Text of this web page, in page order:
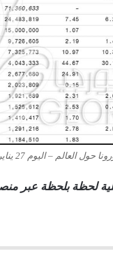
– اليوم 27 يناير 2021
لحظة بلحظة عبر